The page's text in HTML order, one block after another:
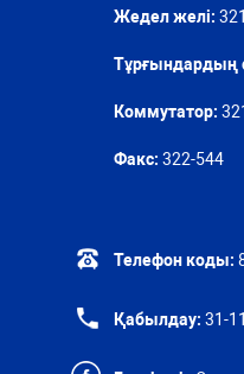
Жедел желі:
Тұрғындардың
Коммутатор:
Факс: 322-544
Телефон коды:
Қабылдау: 31-